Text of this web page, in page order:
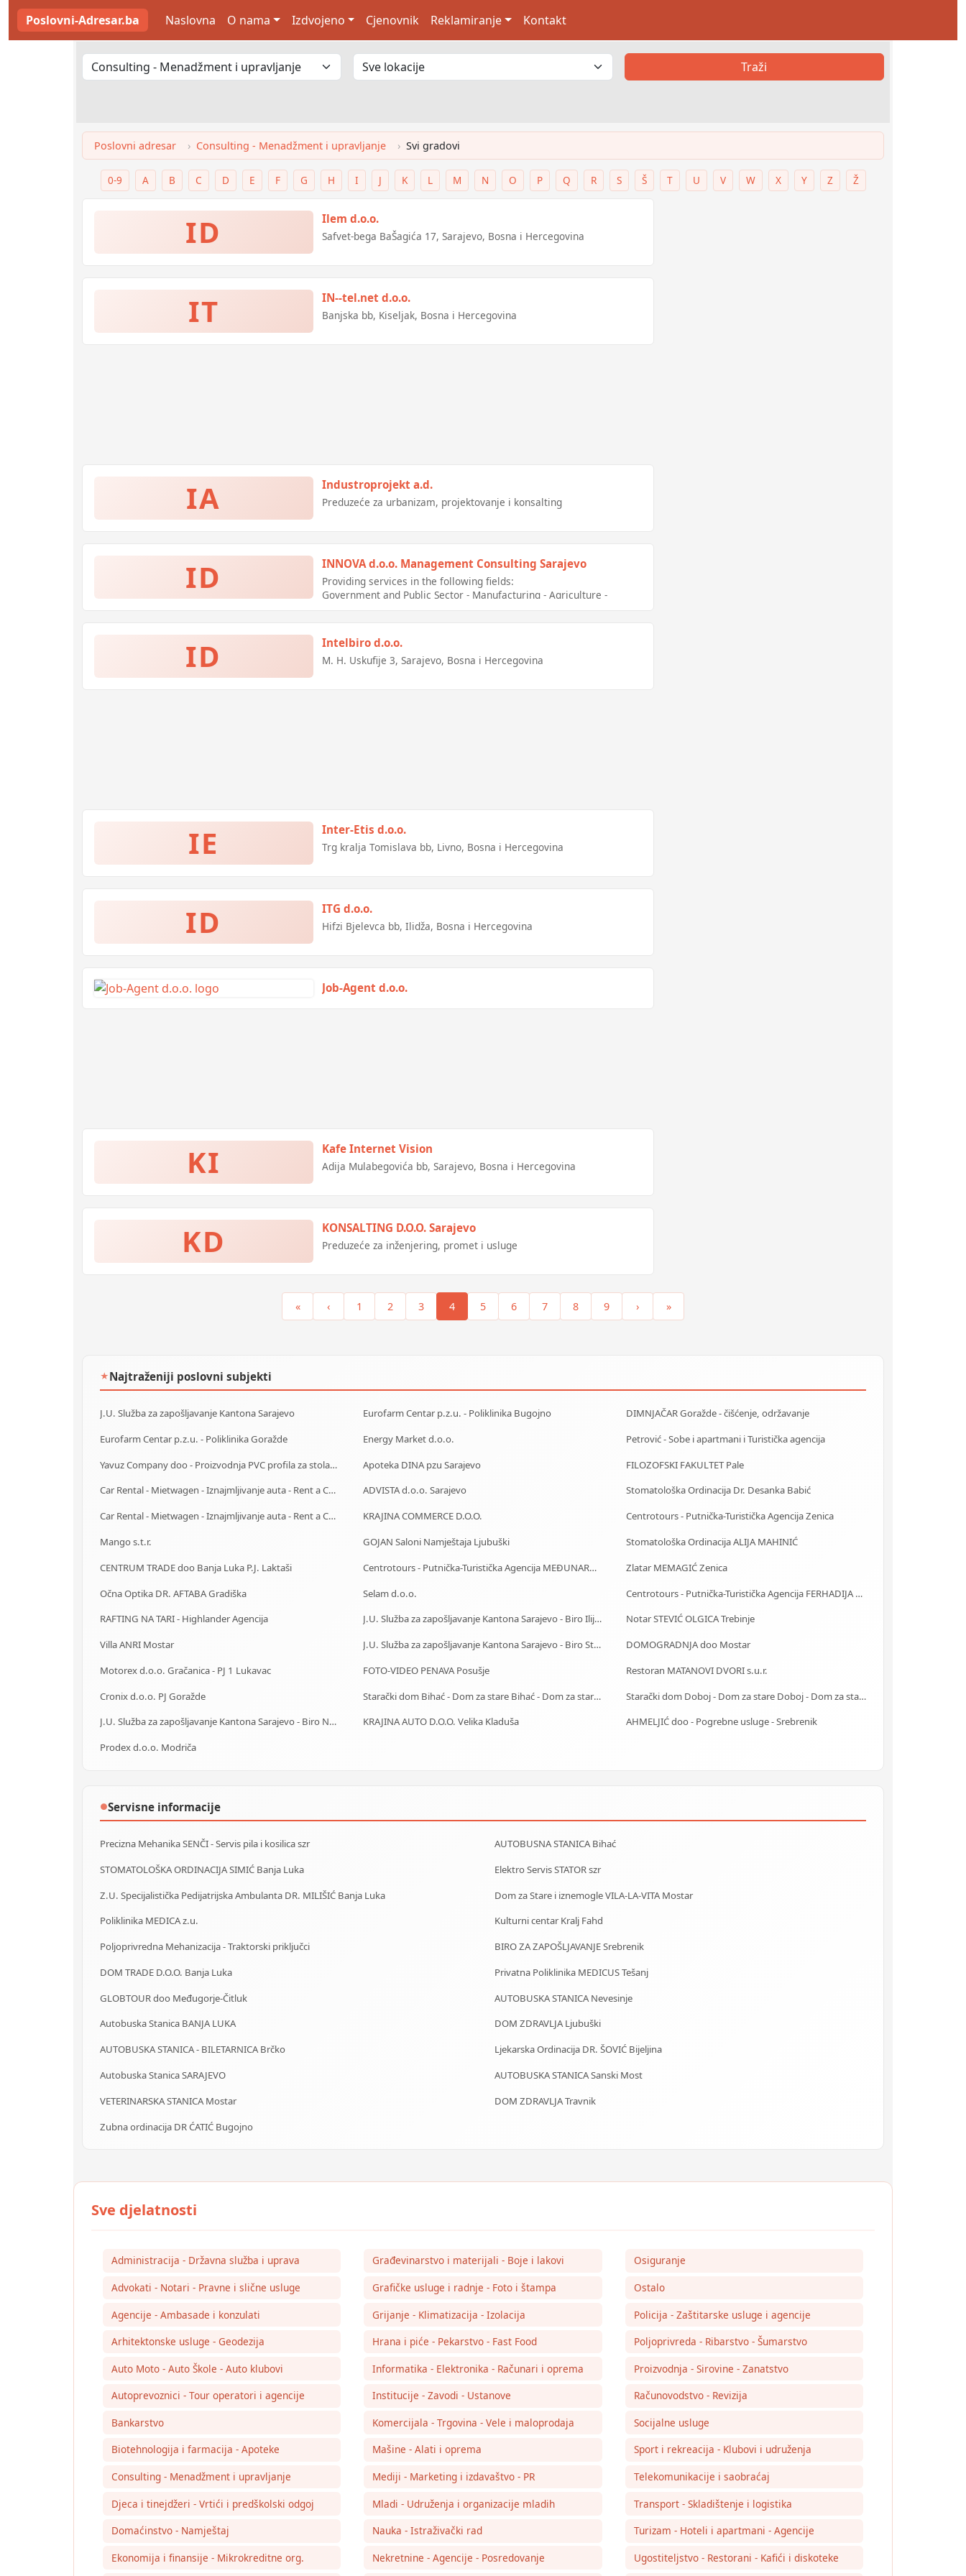
Poslovni-Adresar.ba Naslovna O nama Izdvojeno Cjenovnik Reklamiranje Kontakt
Traži
Poslovni adresar Consulting - Menadžment i upravljanje Svi gradovi
0-9 A B C D E F G H I J K L M N O P Q R S Š T U V W X Y Z Ž
ID Ilem d.o.o.
Safvet-bega BaŠagića 17, Sarajevo, Bosna i Hercegovina
IT IN--tel.net d.o.o.
Banjska bb, Kiseljak, Bosna i Hercegovina
IA Industroprojekt a.d.
Preduzeće za urbanizam, projektovanje i konsalting
ID INNOVA d.o.o. Management Consulting Sarajevo
Providing services in the following fields:
Government and Public Sector - Manufacturing - Agriculture -
ID Intelbiro d.o.o.
M. H. Uskufije 3, Sarajevo, Bosna i Hercegovina
IE Inter-Etis d.o.o.
Trg kralja Tomislava bb, Livno, Bosna i Hercegovina
ID ITG d.o.o.
Hifzi Bjelevca bb, Ilidža, Bosna i Hercegovina
Job-Agent d.o.o.
KI Kafe Internet Vision
Adija Mulabegovića bb, Sarajevo, Bosna i Hercegovina
KD KONSALTING D.O.O. Sarajevo
Preduzeće za inženjering, promet i usluge
« ‹ 1 2 3 4 5 6 7 8 9 › »
★Najtraženiji poslovni subjekti
J.U. Služba za zapošljavanje Kantona Sarajevo Eurofarm Centar p.z.u. - Poliklinika Bugojno
DIMNJAČAR Goražde - čišćenje, održavanje
Eurofarm Centar p.z.u. - Poliklinika Goražde
Energy Market d.o.o.
Petrović - Sobe i apartmani i Turistička agencija
Yavuz Company doo - Proizvodnja PVC profila za stolariju
Apoteka DINA pzu Sarajevo
FILOZOFSKI FAKULTET Pale
Car Rental - Mietwagen - Iznajmljivanje auta - Rent a Car Bihać
ADVISTA d.o.o. Sarajevo
Stomatološka Ordinacija Dr. Desanka Babić
Car Rental - Mietwagen - Iznajmljivanje auta - Rent a Car Mostar
KRAJINA COMMERCE D.O.O.
Centrotours - Putnička-Turistička Agencija Zenica
Mango s.t.r.
GOJAN Saloni Namještaja Ljubuški
Stomatološka Ordinacija ALIJA MAHINIĆ
CENTRUM TRADE doo Banja Luka P.J. Laktaši
Centrotours - Putnička-Turistička Agencija MEĐUNARODNI AERODROM Sarajevo
Zlatar MEMAGIĆ Zenica
Očna Optika DR. AFTABA Gradiška
Selam d.o.o.
Centrotours - Putnička-Turistička Agencija FERHADIJA Sarajevo
RAFTING NA TARI - Highlander Agencija
J.U. Služba za zapošljavanje Kantona Sarajevo - Biro IlijaŠ
Notar STEVIĆ OLGICA Trebinje
Villa ANRI Mostar
J.U. Služba za zapošljavanje Kantona Sarajevo - Biro Stari Grad
DOMOGRADNJA doo Mostar
Motorex d.o.o. Gračanica - PJ 1 Lukavac
FOTO-VIDEO PENAVA Posušje
Restoran MATANOVI DVORI s.u.r.
Cronix d.o.o. PJ Goražde
Starački dom Bihać - Dom za stare Bihać - Dom za stara lica Bihać
Starački dom Doboj - Dom za stare Doboj - Dom za stara lica Doboj
J.U. Služba za zapošljavanje Kantona Sarajevo - Biro Novi Grad
KRAJINA AUTO D.O.O. Velika Kladuša
AHMELJIĆ doo - Pogrebne usluge - Srebrenik
Prodex d.o.o. Modriča
●Servisne informacije
Precizna Mehanika SENČI - Servis pila i kosilica szr
AUTOBUSNA STANICA Bihać
STOMATOLOŠKA ORDINACIJA SIMIĆ Banja Luka
Elektro Servis STATOR szr
Z.U. Specijalistička Pedijatrijska Ambulanta DR. MILIŠIĆ Banja Luka
Dom za Stare i iznemogle VILA-LA-VITA Mostar
Poliklinika MEDICA z.u.
Kulturni centar Kralj Fahd
Poljoprivredna Mehanizacija - Traktorski priključci
BIRO ZA ZAPOŠLJAVANJE Srebrenik
DOM TRADE D.O.O. Banja Luka
Privatna Poliklinika MEDICUS Tešanj
GLOBTOUR doo Međugorje-Čitluk
AUTOBUSKA STANICA Nevesinje
Autobuska Stanica BANJA LUKA
DOM ZDRAVLJA Ljubuški
AUTOBUSKA STANICA - BILETARNICA Brčko
Ljekarska Ordinacija DR. ŠOVIĆ Bijeljina
Autobuska Stanica SARAJEVO
AUTOBUSKA STANICA Sanski Most
VETERINARSKA STANICA Mostar
DOM ZDRAVLJA Travnik
Zubna ordinacija DR ĆATIĆ Bugojno
Administracija - Državna služba i uprava
Advokati - Notari - Pravne i slične usluge
Agencije - Ambasade i konzulati
Arhitektonske usluge - Geodezija
Auto Moto - Auto Škole - Auto klubovi
Autoprevoznici - Tour operatori i agencije
Bankarstvo
Biotehnologija i farmacija - Apoteke
Consulting - Menadžment i upravljanje
Djeca i tinejdžeri - Vrtići i predškolski odgoj
Domaćinstvo - Namještaj
Ekonomija i finansije - Mikrokreditne org.
Građevinarstvo i materijali - Boje i lakovi
Grafičke usluge i radnje - Foto i štampa
Grijanje - Klimatizacija - Izolacija
Hrana i piće - Pekarstvo - Fast Food
Informatika - Elektronika - Računari i oprema
Institucije - Zavodi - Ustanove
Komercijala - Trgovina - Vele i maloprodaja
Mašine - Alati i oprema
Mediji - Marketing i izdavaštvo - PR
Mladi - Udruženja i organizacije mladih
Nauka - Istraživački rad
Nekretnine - Agencije - Posredovanje
Osiguranje
Ostalo
Policija - Zaštitarske usluge i agencije
Poljoprivreda - Ribarstvo - Šumarstvo
Proizvodnja - Sirovine - Zanatstvo
Računovodstvo - Revizija
Socijalne usluge
Sport i rekreacija - Klubovi i udruženja
Telekomunikacije i saobraćaj
Transport - Skladištenje i logistika
Turizam - Hoteli i apartmani - Agencije
Ugostiteljstvo - Restorani - Kafići i diskoteke